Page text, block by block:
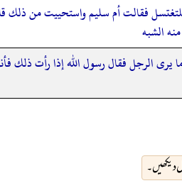
فلتغتسل فقالت أم سليم واستحييت من
الشبه
ما يرى الرجل فقال رسول الله إذا رأت
دیکھیں۔